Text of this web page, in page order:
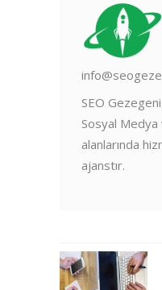
SEO
Sosyal Medya
alanlarında
ajanstır.